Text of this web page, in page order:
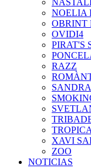
NOELIA
OBRINT
OVIDI4
PIRAT'S
RAZZ
XAVI
ZOO
NOTICIAS